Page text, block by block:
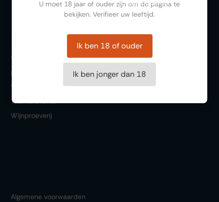
Cadeaubonnen
Bezoeken
Winkel
Bar 1717
Wijn & Spijs
Thema events
Wijnproeverij
Algemene voorwaarden
U moet 18 jaar of ouder zijn om de pagina te
bekijken. Verifieer uw leeftijd.
Ik ben 18 of ouder
Ik ben jonger dan 18